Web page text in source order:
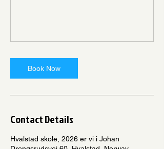
Book Now
Contact Details
Hvalstad skole, 2026 er vi i Johan